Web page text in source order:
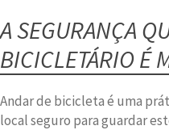
A SEGURANÇA
BICICLETÁRIO É
Andar de bicicleta é uma
local seguro para guardar